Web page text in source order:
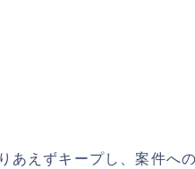
あえずキープし、案件へ